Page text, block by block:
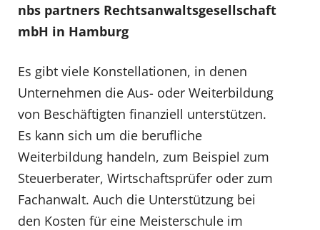
nbs partners Rechtsanwaltsgesellschaft
mbH in Hamburg
Es gibt viele Konstellationen, in denen
Unternehmen die Aus- oder Weiterbildung
von Beschäftigten finanziell unterstützen.
Es kann sich um die berufliche
Weiterbildung handeln, zum Beispiel zum
Steuerberater, Wirtschaftsprüfer oder zum
Fachanwalt. Auch die Unterstützung bei
den Kosten für eine Meisterschule im